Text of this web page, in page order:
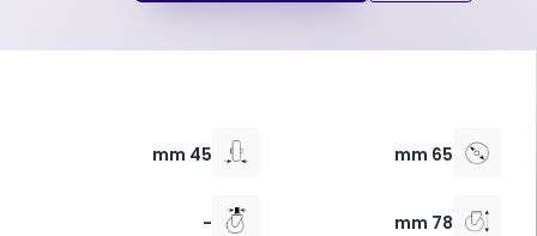
65 mm
45 mm
78 mm
-